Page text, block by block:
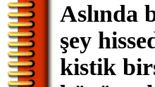
Aslında
şey
kistik